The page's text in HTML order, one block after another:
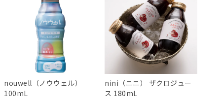
nouwell（ノウウェル）
100mL
nini（ニニ） ザクロジュー
ス 180mL